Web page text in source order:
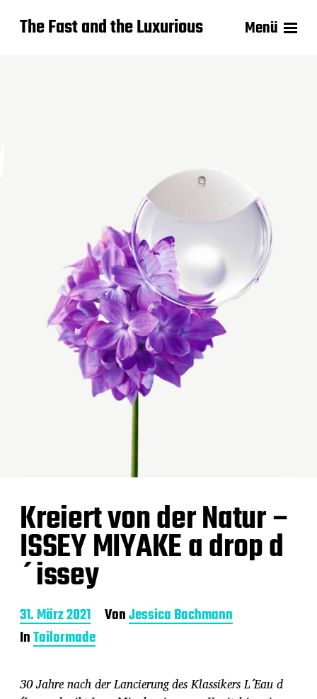
The Fast and the Luxurious Menü
Kreiert von der Natur –
ISSEY MIYAKE a drop d
´issey
B
e
i
a
31. März 2021 VonJessica Bachmann
InTailormade
30 Jahre nach der Lancierung des Klassikers L´Eau d